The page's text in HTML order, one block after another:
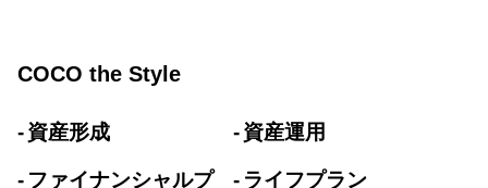
COCO the Style
資産形成 資産運用
ファイナンシャルプ ライフプラン